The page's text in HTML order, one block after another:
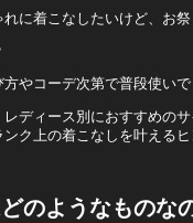
れに着こなしたいけど、お
やコーデ次第で普段使い
ディース別におすすめの
ク上の着こなしを叶えるヒ
のようなものな